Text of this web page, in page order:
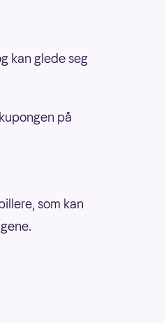
kan glede seg
på
som kan